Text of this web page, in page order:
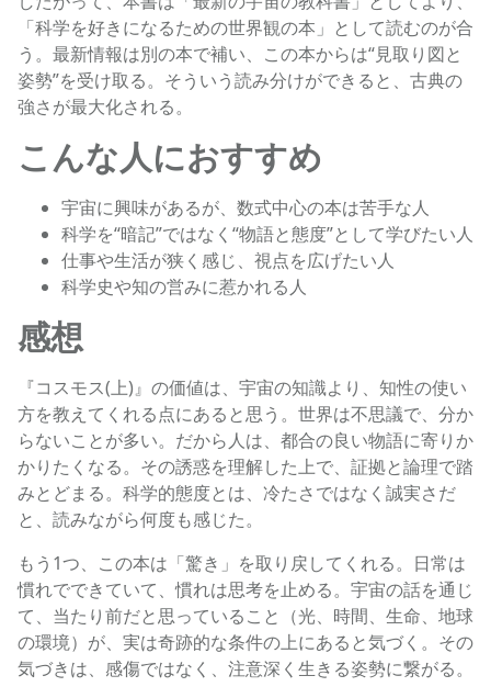
「科学を好きになるための世界観の本」として読むのが合
う。最新情報は別の本で補い、この本からは“見取り図と
姿勢”を受け取る。そういう読み分けができると、古典の
強さが最大化される。
こんな人におすすめ
宇宙に興味があるが、数式中心の本は苦手な人
科学を“暗記”ではなく“物語と態度”として学びたい人
仕事や生活が狭く感じ、視点を広げたい人
科学史や知の営みに惹かれる人
感想
『コスモス(上)』の価値は、宇宙の知識より、知性の使い
方を教えてくれる点にあると思う。世界は不思議で、分か
らないことが多い。だから人は、都合の良い物語に寄りか
かりたくなる。その誘惑を理解した上で、証拠と論理で踏
みとどまる。科学的態度とは、冷たさではなく誠実さだ
と、読みながら何度も感じた。
もう1つ、この本は「驚き」を取り戻してくれる。日常は
慣れでできていて、慣れは思考を止める。宇宙の話を通じ
て、当たり前だと思っていること（光、時間、生命、地球
の環境）が、実は奇跡的な条件の上にあると気づく。その
気づきは、感傷ではなく、注意深く生きる姿勢に繋がる。